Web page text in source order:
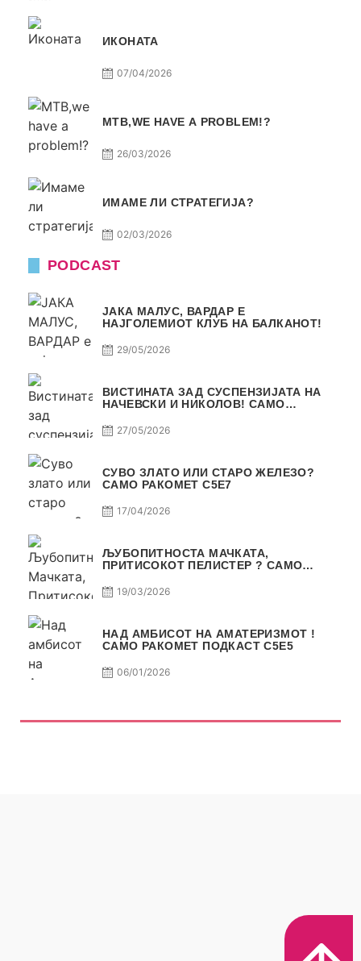
ИКОНАТА
07/04/2026
МТВ,WE HAVE A PROBLEM!?
26/03/2026
ИМАМЕ ЛИ СТРАТЕГИЈА?
02/03/2026
PODCAST
ЈАКА МАЛУС, ВАРДАР Е
НАЈГОЛЕМИОТ КЛУБ НА БАЛКАНОТ!
29/05/2026
ВИСТИНАТА ЗАД СУСПЕНЗИЈАТА НА
НАЧЕВСКИ И НИКОЛОВ! САМО
27/05/2026
СУВО ЗЛАТО ИЛИ СТАРО ЖЕЛЕЗО?
САМО РАКОМЕТ С5Е7
17/04/2026
ЉУБОПИТНОСТА МАЧКАТА,
ПРИТИСОКОТ ПЕЛИСТЕР ? САМО
19/03/2026
НАД АМБИСОТ НА АМАТЕРИЗМОТ !
САМО РАКОМЕТ ПОДКАСТ С5E5
06/01/2026